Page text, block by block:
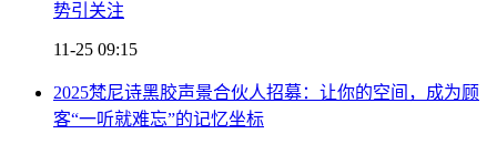
势引关注
11-25 09:15
2025梵尼诗黑胶声景合伙人招募：让你的空间，成为顾
客“一听就难忘”的记忆坐标